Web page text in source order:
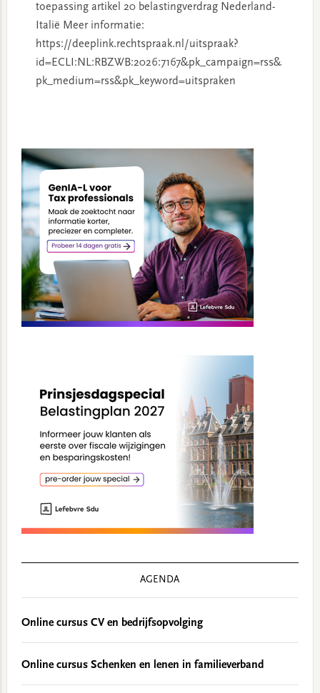
toepassing artikel 20 belastingverdrag Nederland-
Italië Meer informatie:
https://deeplink.rechtspraak.nl/uitspraak?
id=ECLI:NL:RBZWB:2026:7167&pk_campaign=rss&
pk_medium=rss&pk_keyword=uitspraken
Sidebar
AGENDA
Online cursus CV en bedrijfsopvolging
Online cursus Schenken en lenen in familieverband